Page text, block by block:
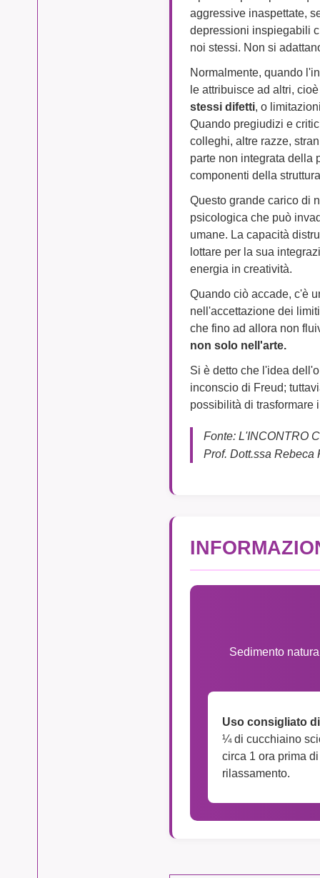
aggressive inaspettate,
depressioni inspiegabili
noi stessi. Non si
Normalmente, quando
le attribuisce ad altri,
stessi difetti, o
Quando pregiudizi e
colleghi, altre razze,
parte non integrata della
componenti della
Questo grande carico di
psicologica che può
umane. La capacità
lottare per la sua
energia in creatività.
Quando ciò accade, c'è
nell'accettazione dei
che fino ad allora non
non solo nell'arte.
Si è detto che l'idea
inconscio di Freud;
possibilità di trasformare
Fonte: L'INCONTRO
Prof. Dott.ssa Rebeca
Sedimento
Uso consigliato
¼ di cucchiaino
circa 1 ora prima
rilassamento.